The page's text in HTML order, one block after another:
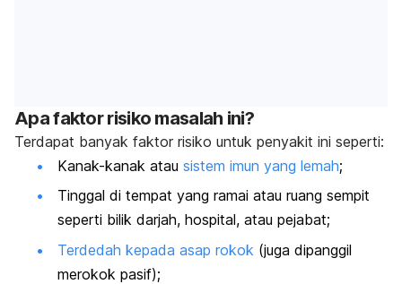
Apa faktor risiko masalah ini?
Terdapat banyak faktor risiko untuk penyakit ini seperti:
Kanak-kanak atau sistem imun yang lemah;
Tinggal di tempat yang ramai atau ruang sempit
seperti bilik darjah, hospital, atau pejabat;
Terdedah kepada asap rokok (juga dipanggil
merokok pasif);